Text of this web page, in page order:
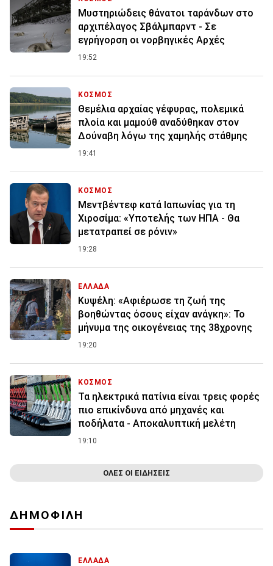
Μυστηριώδεις θάνατοι ταράνδων στο
αρχιπέλαγος Σβάλμπαρντ - Σε
εγρήγορση οι νορβηγικές Αρχές
19:52
ΚΟΣΜΟΣ
Θεμέλια αρχαίας γέφυρας, πολεμικά
πλοία και μαμούθ αναδύθηκαν στον
Δούναβη λόγω της χαμηλής στάθμης
19:41
ΚΟΣΜΟΣ
Μεντβέντεφ κατά Ιαπωνίας για τη
Χιροσίμα: «Υποτελής των ΗΠΑ - Θα
μετατραπεί σε ρόνιν»
19:28
ΕΛΛΑΔΑ
Κυψέλη: «Αφιέρωσε τη ζωή της
βοηθώντας όσους είχαν ανάγκη»: Το
μήνυμα της οικογένειας της 38χρονης
19:20
ΚΟΣΜΟΣ
Τα ηλεκτρικά πατίνια είναι τρεις φορές
πιο επικίνδυνα από μηχανές και
ποδήλατα - Αποκαλυπτική μελέτη
19:10
ΟΛΕΣ ΟΙ ΕΙΔΗΣΕΙΣ
ΔΗΜΟΦΙΛΗ
ΕΛΛΑΔΑ